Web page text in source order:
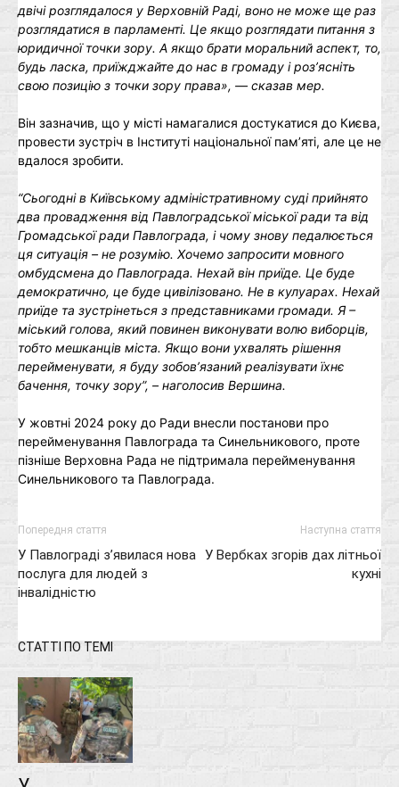
двічі розглядалося у Верховній Раді, воно не може ще раз
розглядатися в парламенті. Це якщо розглядати питання з
юридичної точки зору. А якщо брати моральний аспект, то,
будь ласка, приїжджайте до нас в громаду і роз’ясніть
свою позицію з точки зору права», ― сказав мер.
Він зазначив, що у місті намагалися достукатися до Києва,
провести зустріч в Інституті національної пам’яті, але це не
вдалося зробити.
“Сьогодні в Київському адміністративному суді прийнято
два провадження від Павлоградської міської ради та від
Громадської ради Павлограда, і чому знову педалюється
ця ситуація – не розумію. Хочемо запросити мовного
омбудсмена до Павлограда. Нехай він приїде. Це буде
демократично, це буде цивілізовано. Не в кулуарах. Нехай
приїде та зустрінеться з представниками громади. Я –
міський голова, який повинен виконувати волю виборців,
тобто мешканців міста. Якщо вони ухвалять рішення
перейменувати, я буду зобов’язаний реалізувати їхнє
бачення, точку зору”, – наголосив Вершина.
У жовтні 2024 року до Ради внесли постанови про
перейменування Павлограда та Синельникового, проте
пізніше Верховна Рада не підтримала перейменування
Синельникового та Павлограда.
Попередня стаття
У Павлограді з’явилася нова
послуга для людей з
інвалідністю
Наступна стаття
У Вербках згорів дах літньої
кухні
СТАТТІ ПО ТЕМІ